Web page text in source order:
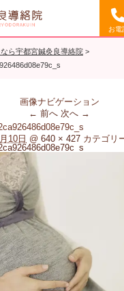
お電
ら宇都宮鍼灸良導絡院 >
画像ナビゲーション
← 前へ 次へ →
10日 @ 640 × 427 カテゴリ